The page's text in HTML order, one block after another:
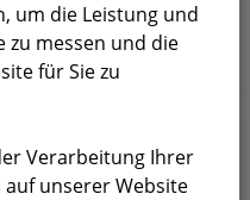
um die Leistung und
zu messen und die
für Sie zu
Verarbeitung Ihrer
unserer Website